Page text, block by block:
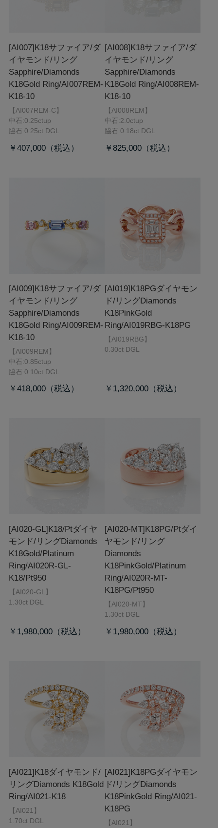
[AI007]K18サファイア/ダ
イヤモンド/リング
Sapphire/Diamonds
K18Gold Ring/AI007REM-
K18-10
【AI007REM-C】
中石:0.25ctup
脇石:0.25ct DGL
￥407,000
[AI008]K18サファイア/ダ
イヤモンド/リング
Sapphire/Diamonds
K18Gold Ring/AI008REM-
K18-10
【AI008REM】
中石:2.0ctup
脇石:0.18ct DGL
￥825,000
[AI009]K18サファイア/ダ
イヤモンド/リング
Sapphire/Diamonds
K18Gold Ring/AI009REM-
K18-10
【AI009REM】
中石:0.85ctup
脇石:0.10ct DGL
￥418,000
[AI019]K18PGダイヤモン
ド/リングDiamonds
K18PinkGold
Ring/AI019RBG-K18PG
【AI019RBG】
0.30ct DGL
￥1,320,000
[AI020-GL]K18/Ptダイヤ
モンド/リングDiamonds
K18Gold/Platinum
Ring/AI020R-GL-
K18/Pt950
【AI020-GL】
1.30ct DGL
￥1,980,000
[AI020-MT]K18PG/Ptダイ
ヤモンド/リング
Diamonds
K18PinkGold/Platinum
Ring/AI020R-MT-
K18PG/Pt950
【AI020-MT】
1.30ct DGL
￥1,980,000
[AI021]K18ダイヤモンド/
リングDiamonds K18Gold
Ring/AI021-K18
【AI021】
1.70ct DGL
[AI021]K18PGダイヤモン
ド/リングDiamonds
K18PinkGold Ring/AI021-
K18PG
【AI021】